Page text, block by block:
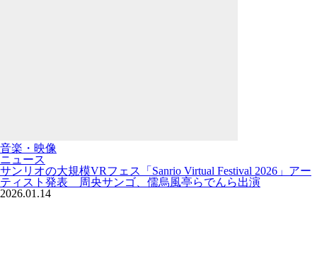
音楽・映像
ニュース
サンリオの大規模VRフェス「Sanrio Virtual Festival 2026」アー
ティスト発表 周央サンゴ、儒烏風亭らでんら出演
2026.01.14